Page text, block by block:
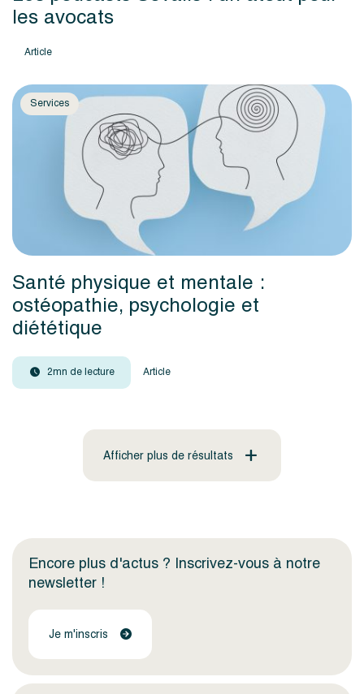
les avocats
Article
Services
Santé physique et mentale :
ostéopathie, psychologie et
diététique
2mn de lecture Article
Afficher plus de résultats
Encore plus d'actus ? Inscrivez-vous à notre
newsletter !
Je m'inscris